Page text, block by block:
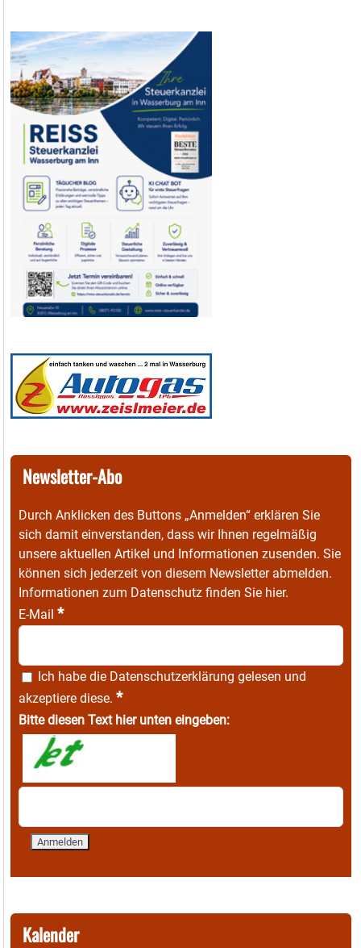
Newsletter-Abo
Durch Anklicken des Buttons „Anmelden“ erklären Sie
sich damit einverstanden, dass wir Ihnen regelmäßig
unsere aktuellen Artikel und Informationen zusenden. Sie
können sich jederzeit von diesem Newsletter abmelden.
Informationen zum Datenschutz finden Sie hier.
E-Mail *
Ich habe die Datenschutzerklärung gelesen und
akzeptiere diese. *
Bitte diesen Text hier unten eingeben:
Kalender